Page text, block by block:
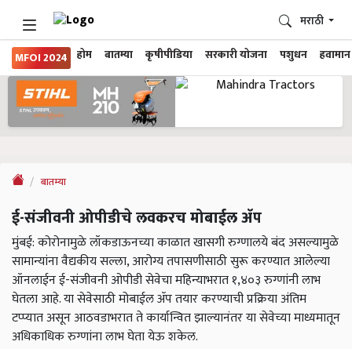
MFOI 2024 होम बातम्या कृषीपीडिया सरकारी योजना पशुधन हवामान
मराठी
बातम्या
ई-संजीवनी ओपीडीचे लवकरच मोबाईल ॲप
मुंबई: कोरोनामुळे लॉकडाऊनच्या काळात खासगी रुग्णालये बंद असल्यामुळे
सामान्यांना वैद्यकीय सल्ला, आरोग्य तपासणीसाठी सुरू करण्यात आलेल्या
ऑनलाईन ई-संजीवनी ओपीडी सेवेचा महिन्याभरात १,४०३ रुग्णांनी लाभ
घेतला आहे. या सेवेसाठी मोबाईल ॲप तयार करण्याची प्रक्रिया अंतिम
टप्प्यात असून आठवडाभरात ते कार्यान्वित झाल्यानंतर या सेवेच्या माध्यमातून
अधिकाधिक रुग्णांना लाभ घेता येऊ शकेल.